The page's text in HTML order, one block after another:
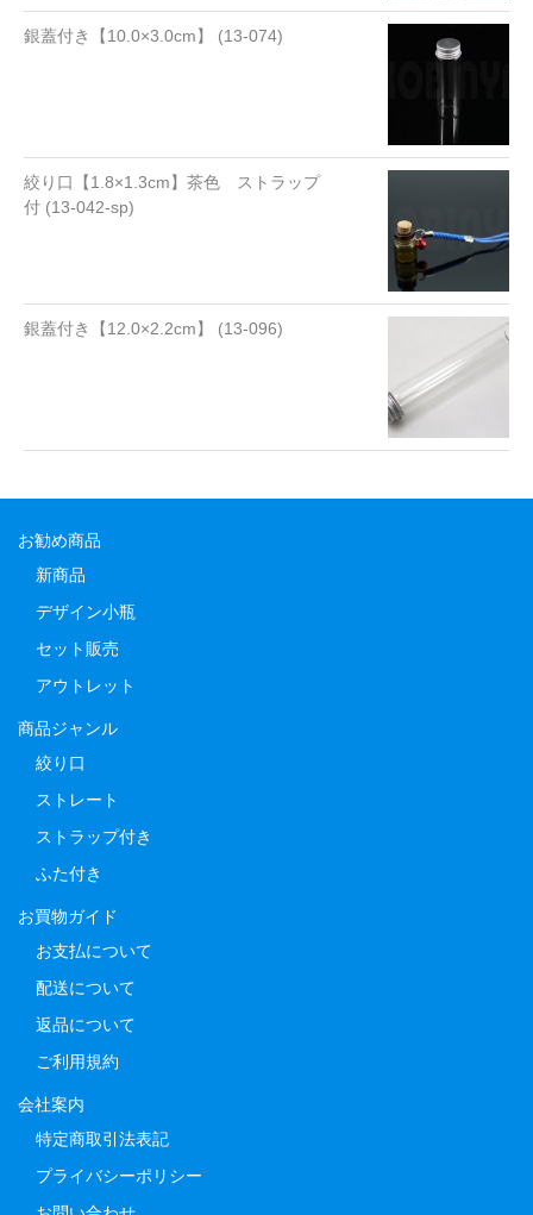
銀蓋付き【10.0×3.0cm】 (13-074)
絞り口【1.8×1.3cm】茶色 ストラップ
付 (13-042-sp)
銀蓋付き【12.0×2.2cm】 (13-096)
お勧め商品
新商品
デザイン小瓶
セット販売
アウトレット
商品ジャンル
絞り口
ストレート
ストラップ付き
ふた付き
お買物ガイド
お支払について
配送について
返品について
ご利用規約
会社案内
特定商取引法表記
プライバシーポリシー